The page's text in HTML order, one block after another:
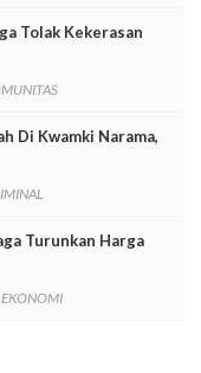
Tolak Kekerasan
Di Kwamki Narama,
Turunkan Harga
EKONOMI